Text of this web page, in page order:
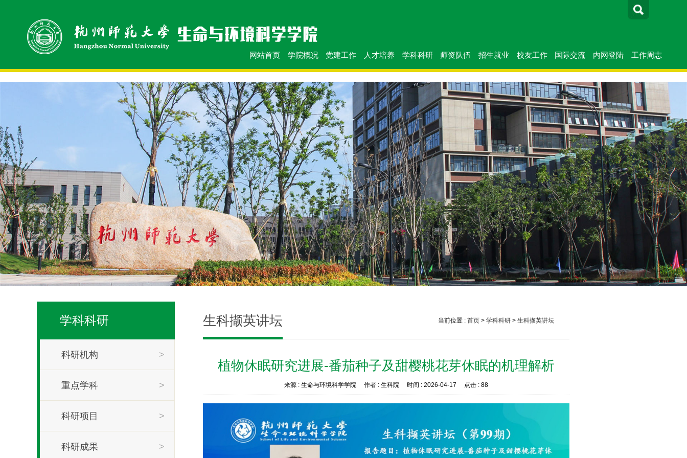
网站首页 学院概况 党建工作 人才培养 学科科研 师资队伍 招生就业 校友工作 国际交流 内网登陆 工作周志
学科科研
科研机构 >
重点学科 >
科研项目 >
科研成果 >
生科撷英讲坛 当前位置 : 首页> 学科科研> 生科撷英讲坛
植物休眠研究进展-番茄种子及甜樱桃花芽休眠的机理解析
来源 : 生命与环境科学学院作者 : 生科院时间 : 2026-04-17 点击 : 88